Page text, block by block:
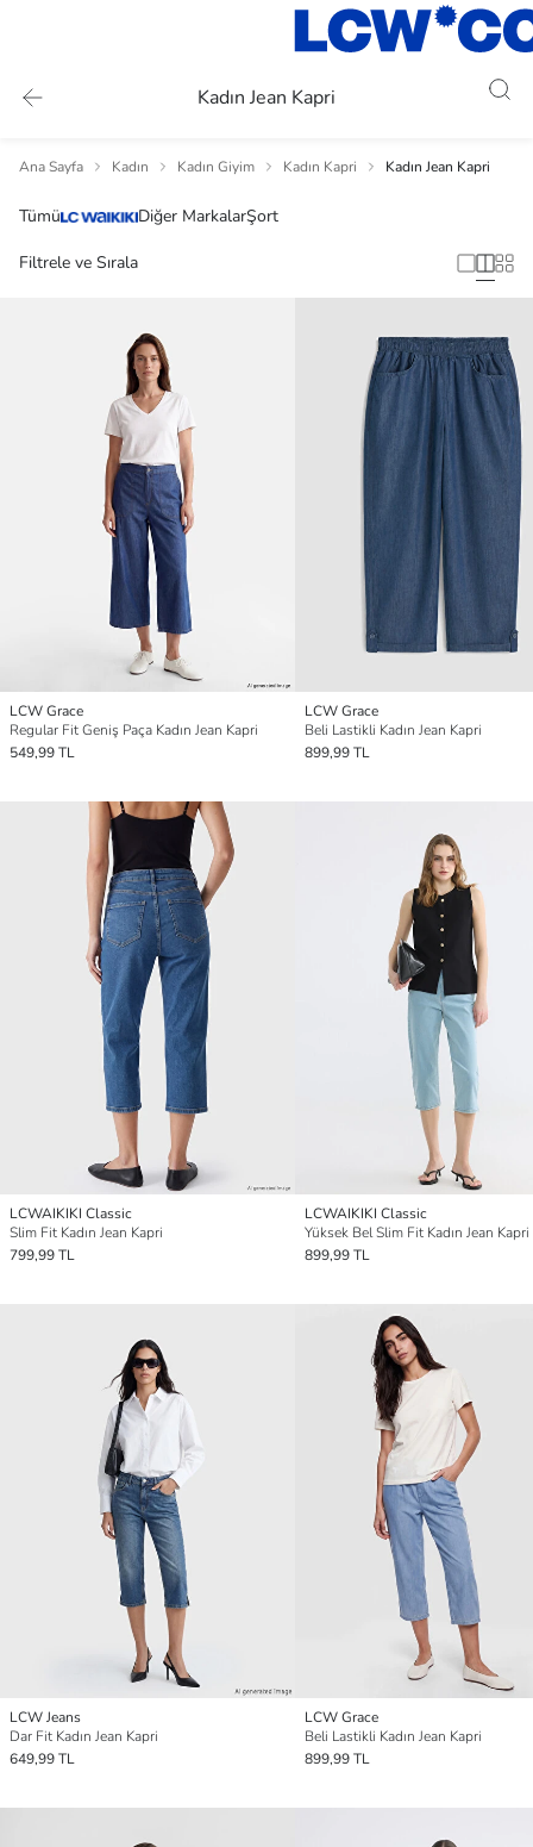
Kadın Jean Kapri
Ana Sayfa Kadın Kadın Giyim Kadın Kapri Kadın Jean Kapri
Tümü Diğer MarkalarŞort
Filtrele ve Sırala
LCW Grace
Regular Fit Geniş Paça Kadın Jean Kapri
549,99 TL
LCW Grace
Beli Lastikli Kadın Jean Kapri
899,99 TL
LCWAIKIKI Classic
Slim Fit Kadın Jean Kapri
799,99 TL
LCWAIKIKI Classic
Yüksek Bel Slim Fit Kadın Jean Kapri
899,99 TL
LCW Jeans
Dar Fit Kadın Jean Kapri
649,99 TL
LCW Grace
Beli Lastikli Kadın Jean Kapri
899,99 TL